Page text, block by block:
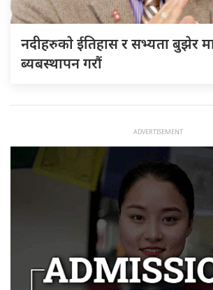
नदीहरुकाे ईतिहास र सभ्यता बुझेर
ब्यबस्थापन गराैं